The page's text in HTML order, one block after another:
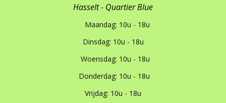
Hasselt - Quartier Blue
Maandag: 10u - 18u
Dinsdag: 10u - 18u
Woensdag: 10u - 18u
Donderdag: 10u - 18u
Vrijdag: 10u - 18u